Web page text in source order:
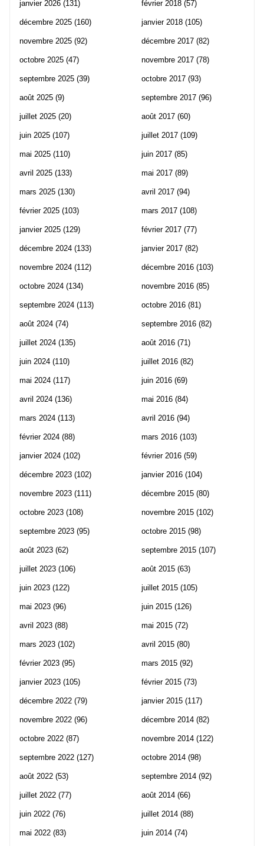
janvier 2026 (131)
décembre 2025 (160)
novembre 2025 (92)
octobre 2025 (47)
septembre 2025 (39)
août 2025 (9)
juillet 2025 (20)
juin 2025 (107)
mai 2025 (110)
avril 2025 (133)
mars 2025 (130)
février 2025 (103)
janvier 2025 (129)
décembre 2024 (133)
novembre 2024 (112)
octobre 2024 (134)
septembre 2024 (113)
août 2024 (74)
juillet 2024 (135)
juin 2024 (110)
mai 2024 (117)
avril 2024 (136)
mars 2024 (113)
février 2024 (88)
janvier 2024 (102)
décembre 2023 (102)
novembre 2023 (111)
octobre 2023 (108)
septembre 2023 (95)
août 2023 (62)
juillet 2023 (106)
juin 2023 (122)
mai 2023 (96)
avril 2023 (88)
mars 2023 (102)
février 2023 (95)
janvier 2023 (105)
décembre 2022 (79)
novembre 2022 (96)
octobre 2022 (87)
septembre 2022 (127)
août 2022 (53)
juillet 2022 (77)
juin 2022 (76)
mai 2022 (83)
février 2018 (57)
janvier 2018 (105)
décembre 2017 (82)
novembre 2017 (78)
octobre 2017 (93)
septembre 2017 (96)
août 2017 (60)
juillet 2017 (109)
juin 2017 (85)
mai 2017 (89)
avril 2017 (94)
mars 2017 (108)
février 2017 (77)
janvier 2017 (82)
décembre 2016 (103)
novembre 2016 (85)
octobre 2016 (81)
septembre 2016 (82)
août 2016 (71)
juillet 2016 (82)
juin 2016 (69)
mai 2016 (84)
avril 2016 (94)
mars 2016 (103)
février 2016 (59)
janvier 2016 (104)
décembre 2015 (80)
novembre 2015 (102)
octobre 2015 (98)
septembre 2015 (107)
août 2015 (63)
juillet 2015 (105)
juin 2015 (126)
mai 2015 (72)
avril 2015 (80)
mars 2015 (92)
février 2015 (73)
janvier 2015 (117)
décembre 2014 (82)
novembre 2014 (122)
octobre 2014 (98)
septembre 2014 (92)
août 2014 (66)
juillet 2014 (88)
juin 2014 (74)